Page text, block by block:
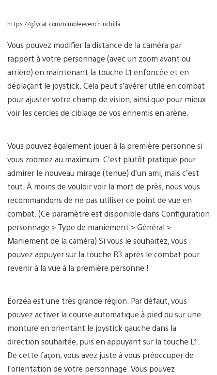
https://gfycat.com/nimbleevenchinchilla
Vous pouvez modifier la distance de la caméra par
rapport à votre personnage (avec un zoom avant ou
arrière) en maintenant la touche L1 enfoncée et en
déplaçant le joystick. Cela peut s’avérer utile en combat
pour ajuster votre champ de vision, ainsi que pour mieux
voir les cercles de ciblage de vos ennemis en arène.
Vous pouvez également jouer à la première personne si
vous zoomez au maximum. C’est plutôt pratique pour
admirer le nouveau mirage (tenue) d’un ami, mais c’est
tout. À moins de vouloir voir la mort de près, nous vous
recommandons de ne pas utiliser ce point de vue en
combat. (Ce paramètre est disponible dans Configuration
personnage > Type de maniement > Général >
Maniement de la caméra) Si vous le souhaitez, vous
pouvez appuyer sur la touche R3 après le combat pour
revenir à la vue à la première personne !
Éorzéa est une très grande région. Par défaut, vous
pouvez activer la course automatique à pied ou sur une
monture en orientant le joystick gauche dans la
direction souhaitée, puis en appuyant sur la touche L1.
De cette façon, vous avez juste à vous préoccuper de
l’orientation de votre personnage. Vous pouvez